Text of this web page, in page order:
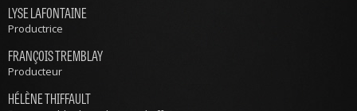
LYSE LAFONTAINE
Productrice
FRANÇOIS TREMBLAY
Producteur
HÉLÈNE THIFFAULT